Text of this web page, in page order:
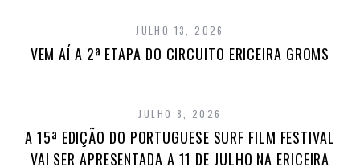
JULHO 13, 2026
VEM AÍ A 2ª ETAPA DO CIRCUITO ERICEIRA GROMS
JULHO 8, 2026
A 15ª EDIÇÃO DO PORTUGUESE SURF FILM FESTIVAL
VAI SER APRESENTADA A 11 DE JULHO NA ERICEIRA